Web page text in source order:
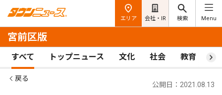
エリア 会社・IR 検索 Menu
宮前区版
すべて トップニュース 文化 社会 教育 ス
戻る
公開日：2021.08.13